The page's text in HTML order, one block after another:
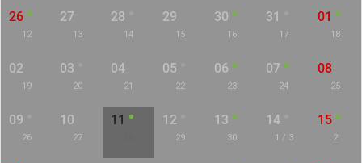
26
12
27
13
28
14
29
15
30
16
31
17
01
18
02
19
03
20
04
21
05
22
06
23
07
24
08
25
09
26
10
27
11 12
29
13
30
14
1 / 3
15
2